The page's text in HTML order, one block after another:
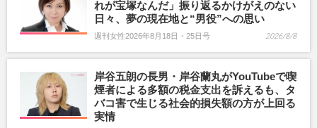
れが宝塚なんだ」振り返るかけがえのない
日々、夢の現在地と“男役”への思い
週刊女性2026年8月18日・25日号 2026/8/8
岸谷五朗の長男・岸谷蘭丸がYouTubeで喫
煙者による多額の税金支出を訴えるも、タ
バコ害で生じる社会的損失額の方が上回る
実情